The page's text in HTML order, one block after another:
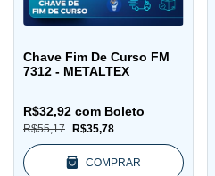
Chave Fim De Curso FM
7312 - METALTEX
R$55,17 R$35,78
R$32,92 com Boleto
COMPRAR